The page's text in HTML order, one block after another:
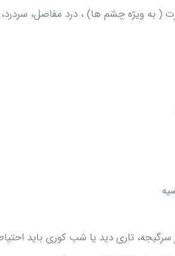
( به ویژه چشم ها) ، درد مفاصل، سردرد،